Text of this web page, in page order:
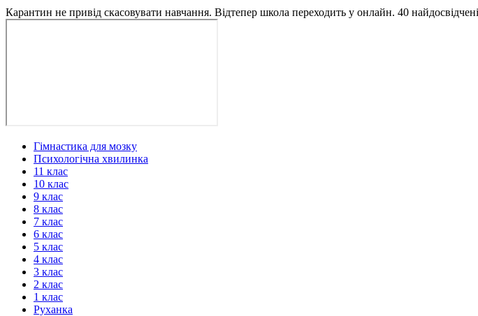
Карантин не привід скасовувати навчання. Відтепер школа переходить у онлайн. 40
Гімнастика для мозку
Психологічна хвилинка
11 клас
10 клас
9 клас
8 клас
7 клас
6 клас
5 клас
4 клас
3 клас
2 клас
1 клас
Руханка